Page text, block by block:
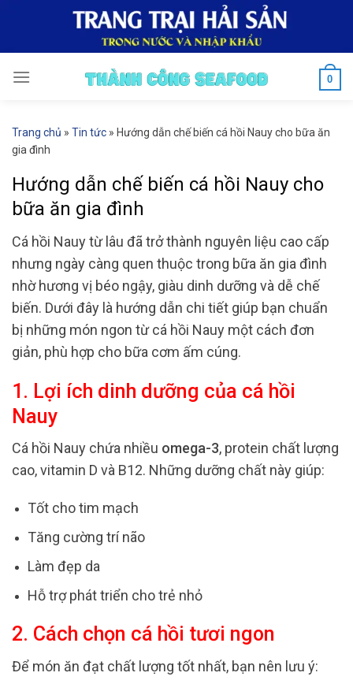
0
Trang chủ » Tin tức » Hướng dẫn chế biến cá hồi Nauy cho bữa ăn
gia đình
Hướng dẫn chế biến cá hồi Nauy cho
bữa ăn gia đình
Cá hồi Nauy từ lâu đã trở thành nguyên liệu cao cấp
nhưng ngày càng quen thuộc trong bữa ăn gia đình
nhờ hương vị béo ngậy, giàu dinh dưỡng và dễ chế
biến. Dưới đây là hướng dẫn chi tiết giúp bạn chuẩn
bị những món ngon từ cá hồi Nauy một cách đơn
giản, phù hợp cho bữa cơm ấm cúng.
1. Lợi ích dinh dưỡng của cá hồi
Nauy
Cá hồi Nauy chứa nhiều omega-3, protein chất lượng
cao, vitamin D và B12. Những dưỡng chất này giúp:
Tốt cho tim mạch
Tăng cường trí não
Làm đẹp da
Hỗ trợ phát triển cho trẻ nhỏ
2. Cách chọn cá hồi tươi ngon
Để món ăn đạt chất lượng tốt nhất, bạn nên lưu ý: